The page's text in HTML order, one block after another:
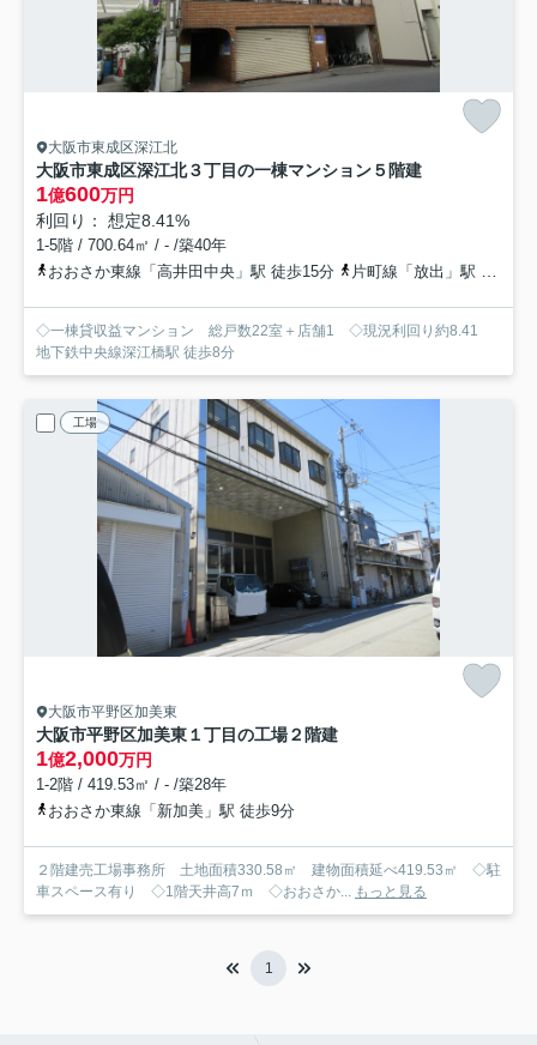
大阪市東成区深江北
大阪市東成区深江北３丁目の一棟マンション５階建
1億600万円
利回り： 想定8.41%
1-5階 / 700.64㎡ / - /築40年
おおさか東線「高井田中央」駅 徒歩15分
片町線「放出」駅 徒歩20分
◇一棟貸収益マンション 総戸数22室＋店舗1 ◇現況利回り約8.41
地下鉄中央線深江橋駅 徒歩8分
工場
大阪市平野区加美東
大阪市平野区加美東１丁目の工場２階建
1億2,000万円
1-2階 / 419.53㎡ / - /築28年
おおさか東線「新加美」駅 徒歩9分
２階建売工場事務所 土地面積330.58㎡ 建物面積延べ419.53㎡ ◇駐
車スペース有り ◇1階天井高7ｍ ◇おおさか... もっと見る
1